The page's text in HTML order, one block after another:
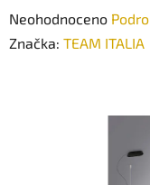
Průměrné
hodnocení
Neohodnoceno
Značka: TEAM ITALIA